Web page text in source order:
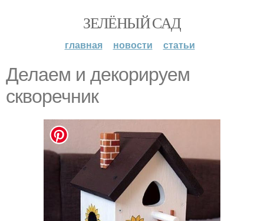
ЗЕЛЁНЫЙ САД
главная новости статьи
Делаем и декорируем
скворечник